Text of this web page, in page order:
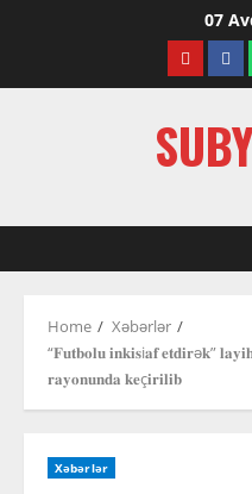
07
Youtube
Home
Xəbərlər
“𝐅𝐮𝐭𝐛𝐨𝐥𝐮 𝐢𝐧𝐤𝐢𝐬i𝐚𝐟 𝐞𝐭𝐝𝐢𝐫ə𝐤”
𝐫𝐚𝐲𝐨𝐧𝐮𝐧𝐝𝐚 𝐤𝐞ç𝐢𝐫𝐢𝐥𝐢𝐛
Xəbərlər